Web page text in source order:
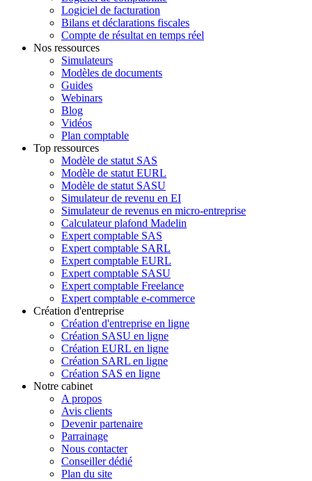
Logiciel de facturation
Bilans et déclarations fiscales
Compte de résultat en temps réel
Nos ressources
Simulateurs
Modèles de documents
Guides
Webinars
Blog
Vidéos
Plan comptable
Top ressources
Modèle de statut SAS
Modèle de statut EURL
Modèle de statut SASU
Simulateur de revenu en EI
Simulateur de revenus en micro-entreprise
Calculateur plafond Madelin
Expert comptable SAS
Expert comptable SARL
Expert comptable EURL
Expert comptable SASU
Expert comptable Freelance
Expert comptable e-commerce
Création d'entreprise
Création d'entreprise en ligne
Création SASU en ligne
Création EURL en ligne
Création SARL en ligne
Création SAS en ligne
Notre cabinet
A propos
Avis clients
Devenir partenaire
Parrainage
Nous contacter
Conseiller dédié
Plan du site